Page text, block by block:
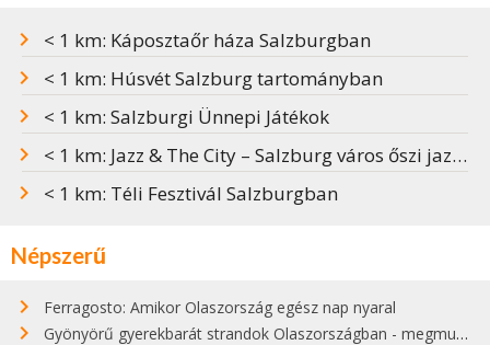
< 1 km: Káposztaőr háza Salzburgban
< 1 km: Húsvét Salzburg tartományban
< 1 km: Salzburgi Ünnepi Játékok
< 1 km: Jazz & The City – Salzburg város őszi jazzfesztiválja
< 1 km: Téli Fesztivál Salzburgban
Népszerű
Ferragosto: Amikor Olaszország egész nap nyaral
Gyönyörű gyerekbarát strandok Olaszországban - megmutatjuk a 15 legjobbat